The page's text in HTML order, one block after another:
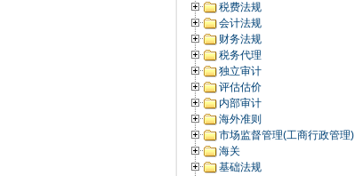
税费法规
会计法规
财务法规
税务代理
独立审计
评估估价
内部审计
海外准则
市场监督管理(工商行政管理)
海关
基础法规